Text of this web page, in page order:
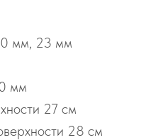
мм, 23 мм
мм
27 см
28 см